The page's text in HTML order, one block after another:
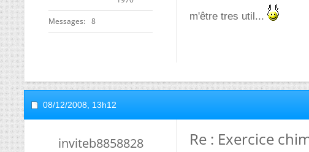
Messages 8
m'être tres util...
08/12/2008, 13h12
inviteb8858828 Re : Exercice